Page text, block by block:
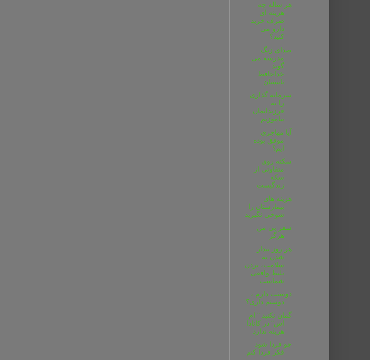
هر ساله چه
هزینه ای
صرف خرید
دارو می
کنید؟
صدای زنگ
مدرسه می
گوید
خداحافظ
تابستان
سرمایه گذاری
را به
فرزندانمان
بیاموزیم
آیا مهاجری
موفق بوده
ایم؟
سکته روی
متفاوتی از
سکه
زندگیست
هزینه های
بیمارستان را
شوخی نگیرید
سفر بی من
هرگز
هر روز بیدار
شدن به
سلامت، بردن
بلیط واقعی
شماست
دوستت دارم ،
دوستم داری؟
گمان نکنید " ام
اس" در کانادا
هزینه ندارد
چو فردا شود
فکر فردا کنم